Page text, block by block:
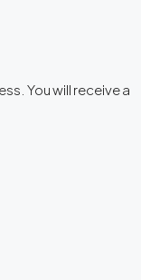
You will receive a